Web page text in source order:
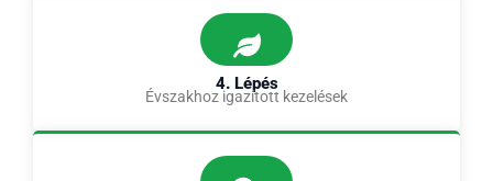
4. Lépés
Évszakhoz igazított kezelések